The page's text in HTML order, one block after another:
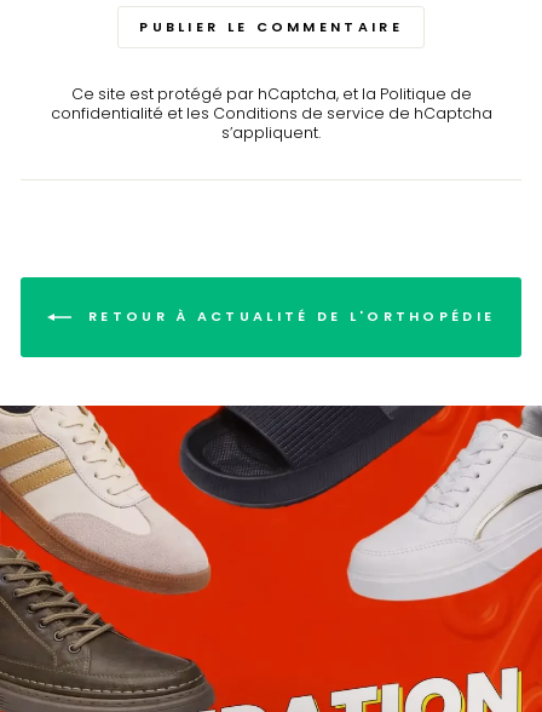
PUBLIER LE COMMENTAIRE
Ce site est protégé par hCaptcha, et la Politique de
confidentialité et les Conditions de service de hCaptcha
s’appliquent.
RETOUR À ACTUALITÉ DE L'ORTHOPÉDIE